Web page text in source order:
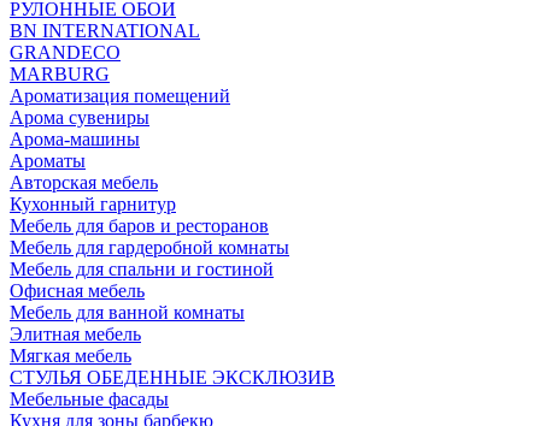
РУЛОННЫЕ ОБОИ
BN INTERNATIONAL
GRANDECO
MARBURG
Ароматизация помещений
Арома сувениры
Арома-машины
Ароматы
Авторская мебель
Кухонный гарнитур
Мебель для баров и ресторанов
Мебель для гардеробной комнаты
Мебель для спальни и гостиной
Офисная мебель
Мебель для ванной комнаты
Элитная мебель
Мягкая мебель
СТУЛЬЯ ОБЕДЕННЫЕ ЭКСКЛЮЗИВ
Мебельные фасады
Кухня для зоны барбекю